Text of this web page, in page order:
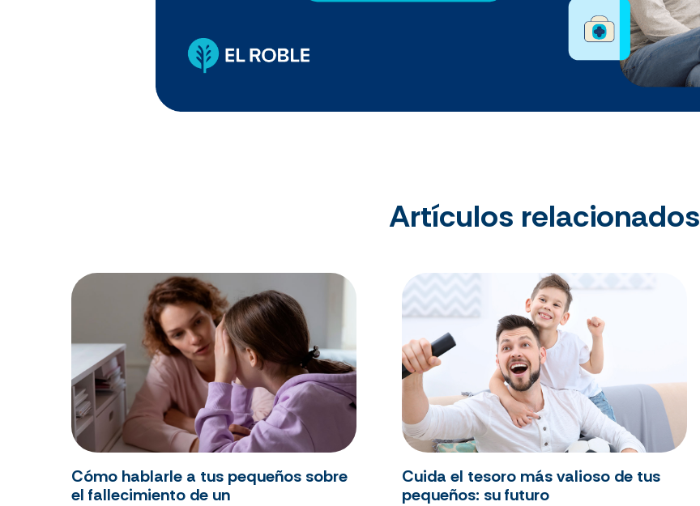
Artículos relacionados
Cómo hablarle a tus pequeños sobre
el fallecimiento de un
Cuida el tesoro más valioso de tus
pequeños: su futuro